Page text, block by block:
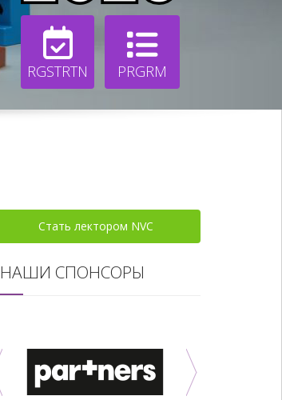
PRGRM
RGSTRTN
Стать лектором NVC
НАШИ СПОНСОРЫ